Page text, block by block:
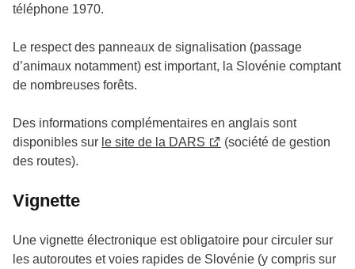
téléphone 1970.
Le respect des panneaux de signalisation (passage
d’animaux notamment) est important, la Slovénie comptant
de nombreuses forêts.
Des informations complémentaires en anglais sont
disponibles sur le site de la DARS
(société de gestion
des routes).
Vignette
Une vignette électronique est obligatoire pour circuler sur
les autoroutes et voies rapides de Slovénie (y compris sur